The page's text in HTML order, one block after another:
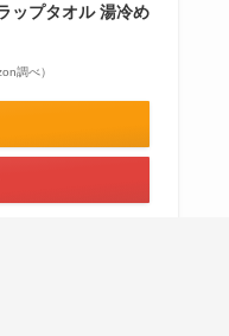
ップタオル 湯冷め
調べ）